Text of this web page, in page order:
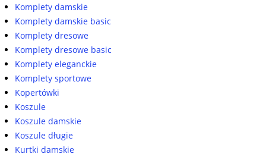
Komplety damskie
Komplety damskie basic
Komplety dresowe
Komplety dresowe basic
Komplety eleganckie
Komplety sportowe
Kopertówki
Koszule
Koszule damskie
Koszule długie
Kurtki damskie